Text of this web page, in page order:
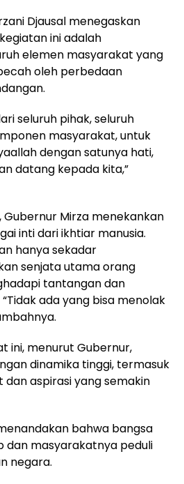
Djausal menegaskan
ini adalah
elemen masyarakat yang
oleh perbedaan
seluruh pihak, seluruh
masyarakat, untuk
dengan satunya hati,
datang kepada kita,”
Mirza menekankan
inti dari ikhtiar manusia.
hanya sekadar
senjata utama orang
tantangan dan
ada yang bisa menolak
ini, menurut Gubernur,
dinamika tinggi, termasuk
aspirasi yang semakin
bahwa bangsa
dan masyarakatnya peduli
negara.